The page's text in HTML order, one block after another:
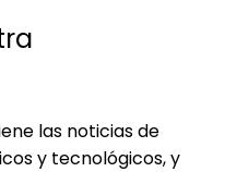
las noticias de
y tecnológicos, y